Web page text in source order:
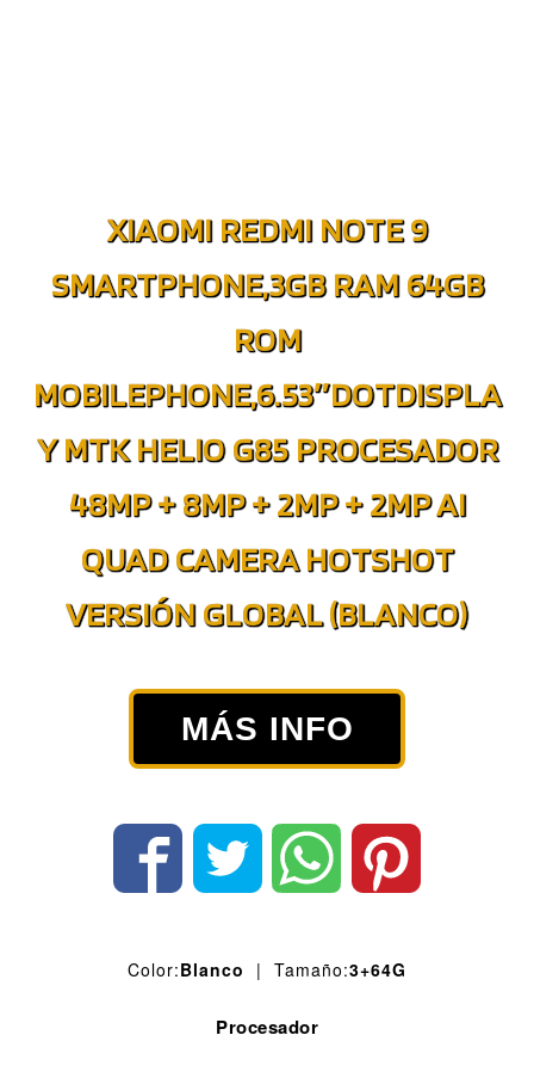
XIAOMI REDMI NOTE 9
SMARTPHONE,3GB RAM 64GB
ROM
MOBILEPHONE,6.53″DOTDISPLA
Y MTK HELIO G85 PROCESADOR
48MP + 8MP + 2MP + 2MP AI
QUAD CAMERA HOTSHOT
VERSIÓN GLOBAL (BLANCO)
MÁS INFO
Color:Blanco | Tamaño:3+64G
Procesador